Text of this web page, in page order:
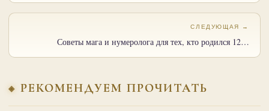
СЛЕДУЮЩАЯ →
Советы мага и нумеролога для тех, кто родился 12…
РЕКОМЕНДУЕМ ПРОЧИТАТЬ